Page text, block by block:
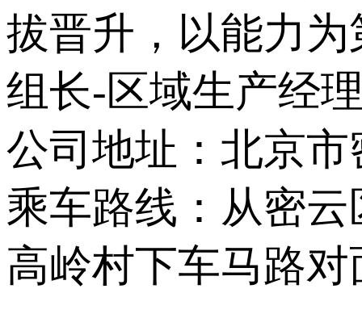
拔晋升，以能力
组长-区域生产经
公司地址：北京
乘车路线：从密云
高岭村下车马路